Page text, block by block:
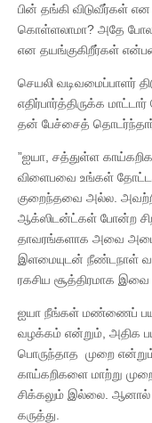
பின் தங்கி விடுவீர்கள்
கொள்ளலாமா? அதே போல
என தயங்குகிறீர்கள்
செயலி வடிவமைப்பாளர்
எதிர்பார்த்திருக்க
தன் பேச்சைத்
”ஐயா, சத்துள்ள
விளைபவை உங்கள்
குறைந்தவை அல்ல.
ஆக்ஸிடன்ட்கள் போன்ற
தாவரங்களாக அவை
இளமையுடன் நீண்டநாள்
ரகசிய சூத்திரமாக
ஐயா நீங்கள் மண்ணைப்
வழக்கம் என்றும், அதிக
பொருந்தாத முறை
காய்கறிகளை மாற்று
சிக்கலும் இல்லை. ஆனால்
கருத்து.